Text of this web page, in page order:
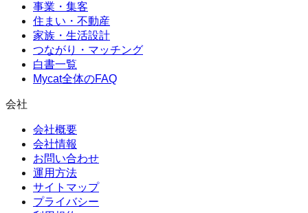
事業・集客
住まい・不動産
家族・生活設計
つながり・マッチング
白書一覧
Mycat全体のFAQ
会社
会社概要
会社情報
お問い合わせ
運用方法
サイトマップ
プライバシー